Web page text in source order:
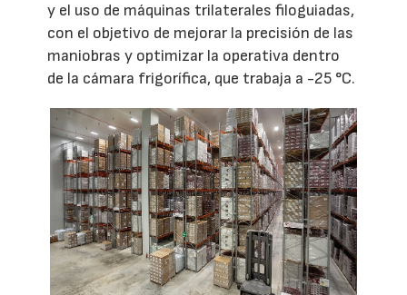
y el uso de máquinas trilaterales filoguiadas,
con el objetivo de mejorar la precisión de las
maniobras y optimizar la operativa dentro
de la cámara frigorífica, que trabaja a -25 °C.